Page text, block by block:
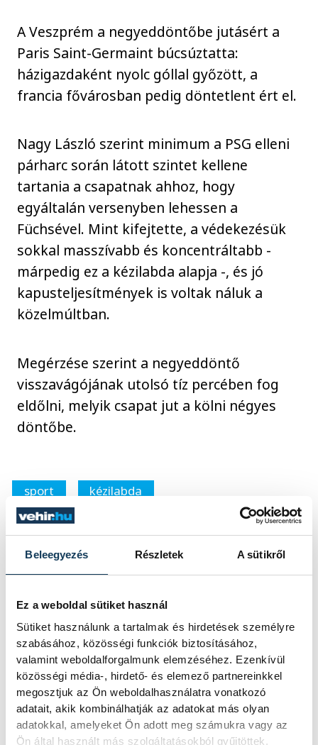
Beleegyezés Részletek A sütikről
Ez a weboldal sütiket használ
Sütiket használunk a tartalmak és hirdetések személyre
szabásához, közösségi funkciók biztosításához,
valamint weboldalforgalmunk elemzéséhez. Ezenkívül
közösségi média-, hirdető- és elemező partnereinkkel
megosztjuk az Ön weboldalhasználatra vonatkozó
adatait, akik kombinálhatják az adatokat más olyan
adatokkal, amelyeket Ön adott meg számukra vagy az
Ön által használt más szolgáltatásokból gyűjtöttek.
A Veszprém a negyeddöntőbe jutásért a
Paris Saint-Germaint búcsúztatta:
házigazdaként nyolc góllal győzött, a
francia fővárosban pedig döntetlent ért el.
Nagy László szerint minimum a PSG elleni
párharc során látott szintet kellene
tartania a csapatnak ahhoz, hogy
egyáltalán versenyben lehessen a
Füchsével. Mint kifejtette, a védekezésük
sokkal masszívabb és koncentráltabb -
márpedig ez a kézilabda alapja -, és jó
kapusteljesítmények is voltak náluk a
közelmúltban.
Megérzése szerint a negyeddöntő
visszavágójának utolsó tíz percében fog
eldőlni, melyik csapat jut a kölni négyes
döntőbe.
sport
kézilabda
One Veszprém HC
Nedim Remili
SZERZŐ
vehir.hu
FOTÓS
Tál
Dominik